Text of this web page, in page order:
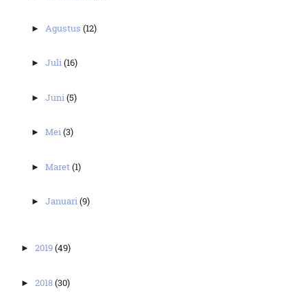
►Agustus(12)
►Juli(16)
►Juni(5)
►Mei(3)
►Maret(1)
►Januari(9)
► 2019(49)
► 2018(30)